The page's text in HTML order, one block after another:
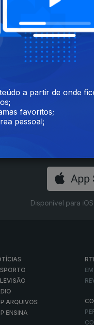
Plano e
Disponível para
ARQUIVOS
ENSINA
a partir de onde
favoritos;
pessoal;